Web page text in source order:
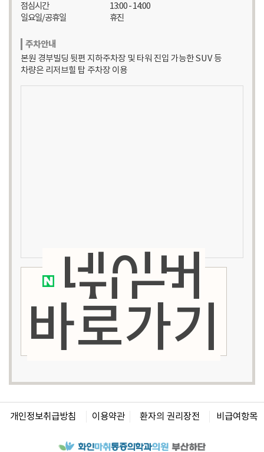
점심시간
일요일/공휴일
13:00 - 14:00
휴진
주차안내
본원 경부빌딩 뒷편 지하주차장 및 타워 진입 가능한 SUV 등
차량은 리저브힐 탑 주차장 이용
네이버
지도
바로가기
개인정보취급방침 이용약관 환자의 권리장전 비급여항목